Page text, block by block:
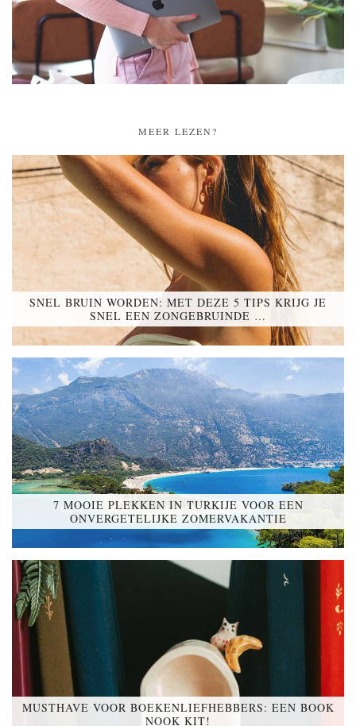
MEER LEZEN?
SNEL BRUIN WORDEN: MET DEZE 5 TIPS KRIJG JE
SNEL EEN ZONGEBRUINDE …
7 MOOIE PLEKKEN IN TURKIJE VOOR EEN
ONVERGETELIJKE ZOMERVAKANTIE
MUSTHAVE VOOR BOEKENLIEFHEBBERS: EEN BOOK
NOOK KIT!